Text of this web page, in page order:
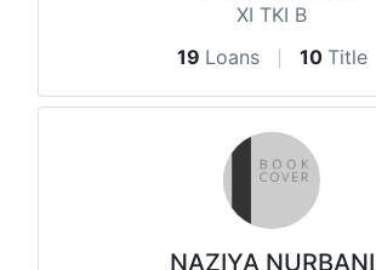
XI TKI B
19 Loans 10 Title
NAZIYA NURBANI